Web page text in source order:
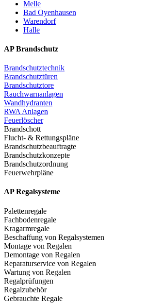
Melle
Bad Oyenhausen
Warendorf
Halle
AP Brandschutz
Brandschutztechnik
Brandschutztüren
Brandschutztore
Rauchwarnanlagen
Wandhydranten
RWA Anlagen
Feuerlöscher
Brandschott
Flucht- & Rettungspläne
Brandschutzbeauftragte
Brandschutzkonzepte
Brandschutzordnung
Feuerwehrpläne
AP Regalsysteme
Palettenregale
Fachbodenregale
Kragarmregale
Beschaffung von Regalsystemen
Montage von Regalen
Demontage von Regalen
Reparaturservice von Regalen
Wartung von Regalen
Regalprüfungen
Regalzubehör
Gebrauchte Regale